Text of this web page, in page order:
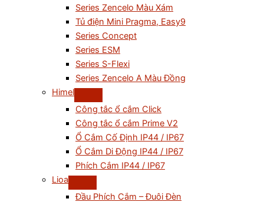
Series Zencelo Màu Xám
Tủ điện Mini Pragma, Easy9
Series Concept
Series ESM
Series S-Flexi
Series Zencelo A Màu Đồng
Himel
Công tắc ổ cắm Click
Công tắc ổ cắm Prime V2
Ổ Cắm Cố Định IP44 / IP67
Ổ Cắm Di Động IP44 / IP67
Phích Cắm IP44 / IP67
Lioa
Đầu Phích Cắm – Đuôi Đèn